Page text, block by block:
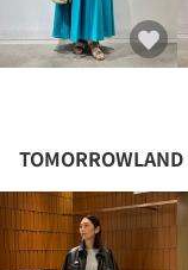
TOMORROWLAND